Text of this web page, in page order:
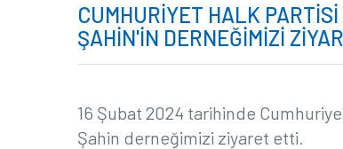
CUMHURİYET HALK
ŞAHİN'İN DERNEĞİMİZİ
16 Şubat 2024 tarihinde
Şahin derneğimizi ziyaret etti.